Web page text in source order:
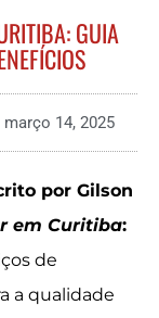
GUIA
março 14, 2025
por Gilson
em Curitiba:
de
a qualidade